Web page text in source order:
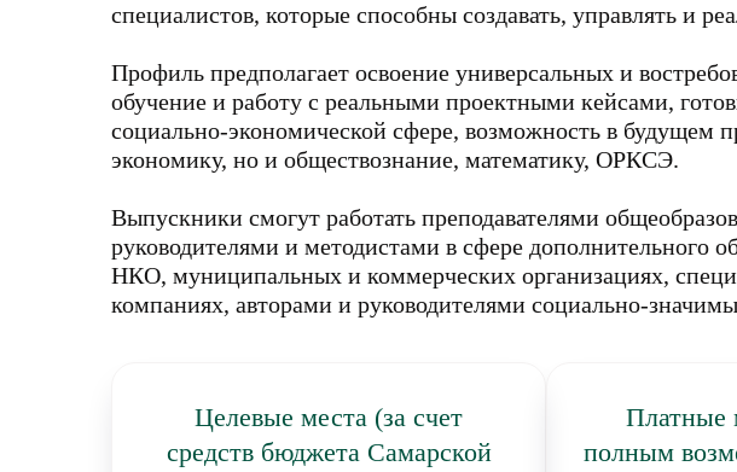
специалистов, которые способны создавать, управлять и
Профиль предполагает освоение универсальных и
обучение и работу с реальными проектными кейсами,
социально-экономической сфере, возможность в будущем
экономику, но и обществознание, математику, ОРКСЭ.
Выпускники смогут работать преподавателями
руководителями и методистами в сфере дополнительного
НКО, муниципальных и коммерческих организациях,
компаниях, авторами и руководителями социально-
Целевые места (за счет
средств бюджета Самарской
Платные
полным